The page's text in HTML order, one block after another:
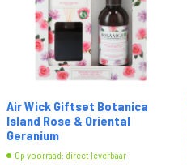
Air Wick Giftset Botanica
Island Rose & Oriental
Geranium
Op voorraad: direct leverbaar